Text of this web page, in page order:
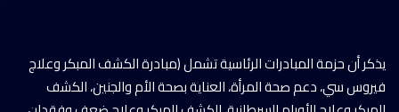
يذكر أن حزمة المبادرات الرئاسية تشمل (مبادرة الكشف المبكر وعلاج
فيروس سي، دعم صحة المرأة، العناية بصحة الأم والجنين، الكشف